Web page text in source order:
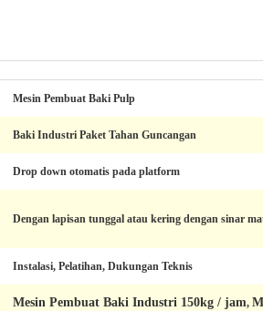
Mesin Pembuat Baki Pulp
Baki Industri Paket Tahan Guncangan
Drop down otomatis pada platform
Dengan lapisan tunggal atau kering dengan sinar
Instalasi, Pelatihan, Dukungan Teknis
Mesin Pembuat Baki Industri 150kg / jam,